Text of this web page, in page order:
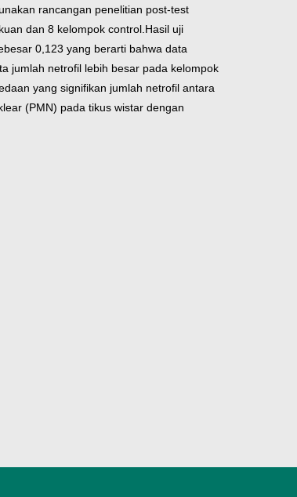
rancangan penelitian post-test
dan 8 kelompok control. Hasil uji
0,123 yang berarti bahwa data
jumlah netrofil lebih besar pada kelompok
yang signifikan jumlah netrofil antara
(PMN) pada tikus wistar dengan